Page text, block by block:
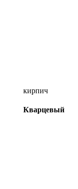
кирпич
Кварцевый